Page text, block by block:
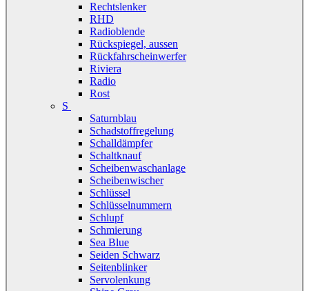
Rechtslenker
RHD
Radioblende
Rückspiegel, aussen
Rückfahrscheinwerfer
Riviera
Radio
Rost
S
Saturnblau
Schadstoffregelung
Schalldämpfer
Schaltknauf
Scheibenwaschanlage
Scheibenwischer
Schlüssel
Schlüsselnummern
Schlupf
Schmierung
Sea Blue
Seiden Schwarz
Seitenblinker
Servolenkung